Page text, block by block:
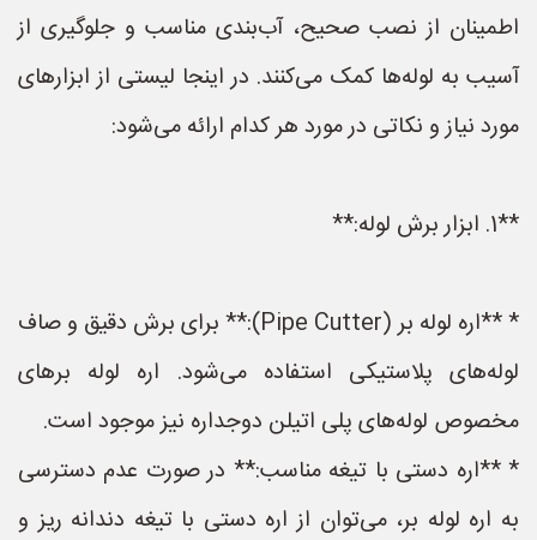
اطمینان از نصب صحیح، آب‌بندی مناسب و جلوگیری از
آسیب به لوله‌ها کمک می‌کنند. در اینجا لیستی از ابزارهای
مورد نیاز و نکاتی در مورد هر کدام ارائه می‌شود:
**1. ابزار برش لوله:**
* **اره لوله بر (Pipe Cutter):** برای برش دقیق و صاف
لوله‌های پلاستیکی استفاده می‌شود. اره لوله برهای
مخصوص لوله‌های پلی اتیلن دوجداره نیز موجود است.
* **اره دستی با تیغه مناسب:** در صورت عدم دسترسی
به اره لوله بر، می‌توان از اره دستی با تیغه دندانه ریز و